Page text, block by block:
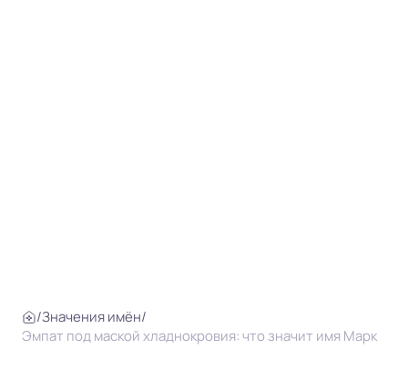
/Значения имён/
Эмпат под маской хладнокровия: что значит имя Марк